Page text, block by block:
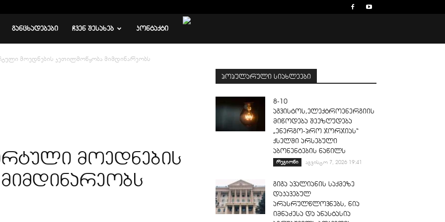
ᲒᲐᲜᲪᲮᲐᲓᲔᲑᲔᲑᲘ ᲩᲕᲔᲜ ᲨᲔᲡᲐᲮᲔᲑ ᲙᲝᲜᲢᲐᲥᲢᲘ
მოედნების კეთილმოწყობა მიმდინარეობს
მოედნების
პოპულარული სიახლეები
8-10
აგვისტოს,ელექტროენერგიის
მიწოდება შეეზღუდება
„ენერგო-პრო ჯორჯიას“
ქსელში არსებული
აბონენტების ნაწილს
რეგიონი აგვისტო 7, 2026 19:41
გიგა ავალიანის საქმეზე
დაკავებულ
არასრულწლოვნებს, ნია
იმნაძესა და ანასტასია